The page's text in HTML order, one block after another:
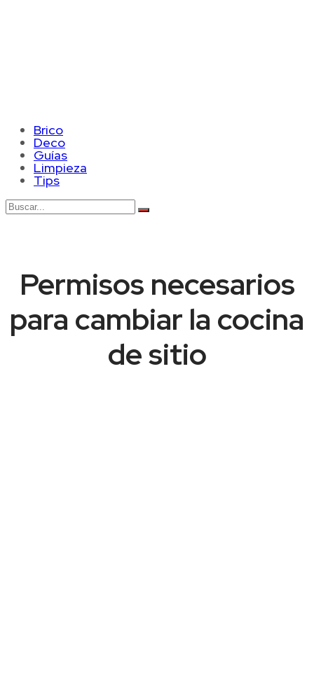
Brico
Deco
Guías
Limpieza
Tips
Permisos necesarios
para cambiar la cocina
de sitio